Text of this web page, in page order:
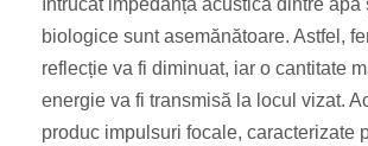
întrucât impedanța acustică dintre apă
biologice sunt asemănătoare. Astfel,
reflecție va fi diminuat, iar o cantitate
energie va fi transmisă la locul vizat.
produc impulsuri focale, caracterizate